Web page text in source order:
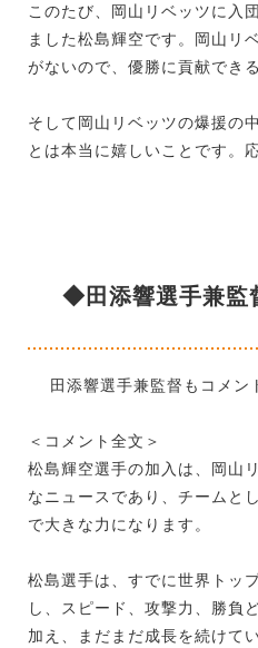
このたび、岡山リベッツに入
ました松島輝空です。岡山リ
がないので、優勝に貢献でき
そして岡山リベッツの爆援の
とは本当に嬉しいことです。
◆田添響選手兼監
田添響選手兼監督もコメン
＜コメント全文＞
松島輝空選手の加入は、岡山
なニュースであり、チームと
で大きな力になります。
松島選手は、すでに世界トッ
し、スピード、攻撃力、勝負
加え、まだまだ成長を続けて